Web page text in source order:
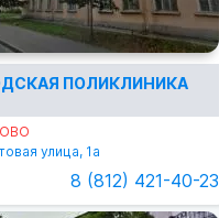
ПОЛИКЛИНИКА
улица, 1а
8 (812) 421-40-23